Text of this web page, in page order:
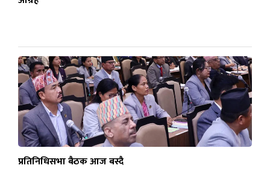
प्रतिनिधिसभा बैठक आज बस्दै